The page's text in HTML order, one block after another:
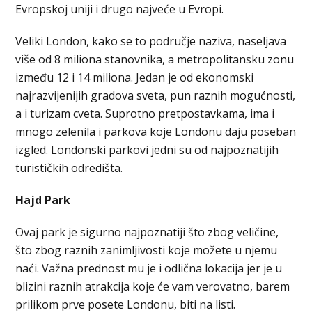
Evropskoj uniji i drugo najveće u Evropi.
Veliki London, kako se to područje naziva, naseljava
više od 8 miliona stanovnika, a metropolitansku zonu
između 12 i 14 miliona. Jedan je od ekonomski
najrazvijenijih gradova sveta, pun raznih mogućnosti,
a i turizam cveta. Suprotno pretpostavkama, ima i
mnogo zelenila i parkova koje Londonu daju poseban
izgled. Londonski parkovi jedni su od najpoznatijih
turističkih odredišta.
Hajd Park
Ovaj park je sigurno najpoznatiji što zbog veličine,
što zbog raznih zanimljivosti koje možete u njemu
naći. Važna prednost mu je i odlična lokacija jer je u
blizini raznih atrakcija koje će vam verovatno, barem
prilikom prve posete Londonu, biti na listi.